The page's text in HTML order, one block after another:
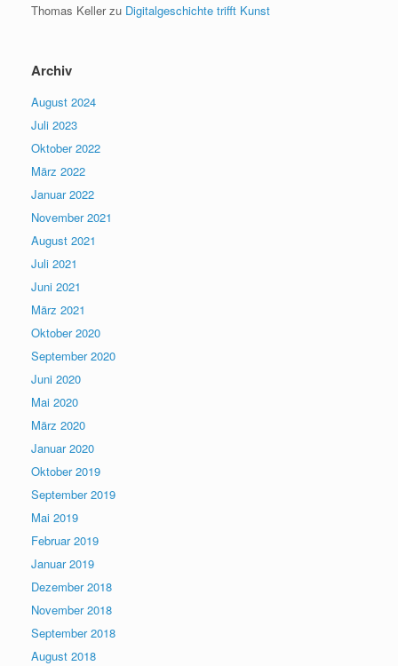
Thomas Kellerzu Digitalgeschichte trifft Kunst
Archiv
August 2024
Juli 2023
Oktober 2022
März 2022
Januar 2022
November 2021
August 2021
Juli 2021
Juni 2021
März 2021
Oktober 2020
September 2020
Juni 2020
Mai 2020
März 2020
Januar 2020
Oktober 2019
September 2019
Mai 2019
Februar 2019
Januar 2019
Dezember 2018
November 2018
September 2018
August 2018